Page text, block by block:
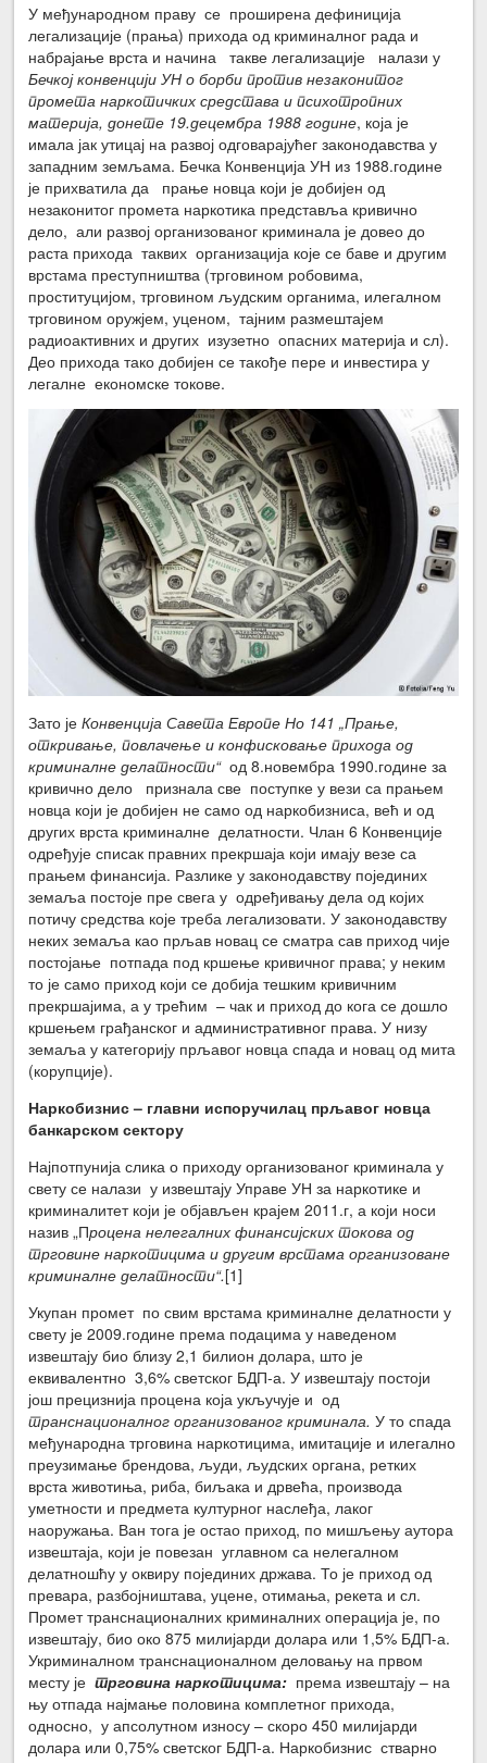
У међународном праву се проширена дефиниција
легализације (прања) прихода од криминалног рада и
набрајање врста и начина такве легализације налази у
Бечкој конвенцији УН о борби против незаконитог
промета наркотичких средстава и психотропних
материја, донете 19.децембра 1988 године, која је
имала јак утицај на развој одговарајућег законодавства у
западним земљама. Бечка Конвенција УН из 1988.године
је прихватила да прање новца који је добијен од
незаконитог промета наркотика представља кривично
дело, али развој организованог криминала је довео до
раста прихода таквих организација које се баве и другим
врстама преступништва (трговином робовима,
проституцијом, трговином људским органима, илегалном
трговином оружјем, уценом, тајним размештајем
радиоактивних и других изузетно опасних материја и сл).
Део прихода тако добијен се такође пере и инвестира у
легалне економске токове.
Зато јеКонвенција Савета Европе Но 141 „Прање,
откривање, повлачење и конфисковање прихода од
криминалне делатности“ од 8.новембра 1990.године за
кривично дело признала све поступке у вези са прањем
новца који је добијен не само од наркобизниса, већ и од
других врста криминалне делатности. Члан 6 Конвенције
одређује списак правних прекршаја који имају везе са
прањем финансија. Разлике у законодавству појединих
земаља постоје пре свега у одређивању дела од којих
потичу средства које треба легализовати. У законодавству
неких земаља као прљав новац се сматра сав приход чије
постојање потпада под кршење кривичног права; у неким
то је само приход који се добија тешким кривичним
прекршајима, а у трећим – чак и приход до кога се дошло
кршењем грађанског и административног права. У низу
земаља у категорију прљавог новца спада и новац од мита
(корупције).
Наркобизнис – главни испоручилац прљавог новца
банкарском сектору
Најпотпунија слика о приходу организованог криминала у
свету се налази у извештају Управе УН за наркотике и
криминалитет који је објављен крајем 2011.г, а који носи
назив „Процена нелегалних финансијских токова од
трговине наркотицима и другим врстама организоване
криминалне делатности“.[1]
Укупан промет по свим врстама криминалне делатности у
свету је 2009.године према подацима у наведеном
извештају био близу 2,1 билион долара, што је
еквивалентно 3,6% светског БДП-а. У извештају постоји
још прецизнија процена која укључује и од
транснационалног организованог криминала.У то спада
међународна трговина наркотицима, имитације и илегално
преузимање брендова, људи, људских органа, ретких
врста животиња, риба, биљака и дрвећа, производа
уметности и предмета културног наслеђа, лаког
наоружања. Ван тога је остао приход, по мишљењу аутора
извештаја, који је повезан углавном са нелегалном
делатношћу у оквиру појединих држава. То је приход од
превара, разбојништава, уцене, отимања, рекета и сл.
Промет транснационалних криминалних операција је, по
извештају, био око 875 милијарди долара или 1,5% БДП-а.
Укриминалном транснационалном деловању на првом
месту је трговина наркотицима: према извештају – на
њу отпада најмање половина комплетног прихода,
односно, у апсолутном износу – скоро 450 милијарди
долара или 0,75% светског БДП-а. Наркобизнис стварно